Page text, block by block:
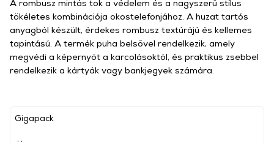
Gigapack
A rombusz mintás tok a védelem és a nagyszerű stílus
tökéletes kombinációja okostelefonjához. A huzat tartós
anyagból készült, érdekes rombusz textúrájú és kellemes
tapintású. A termék puha belsővel rendelkezik, amely
megvédi a képernyőt a karcolásoktól, és praktikus zsebbel
rendelkezik a kártyák vagy bankjegyek számára.